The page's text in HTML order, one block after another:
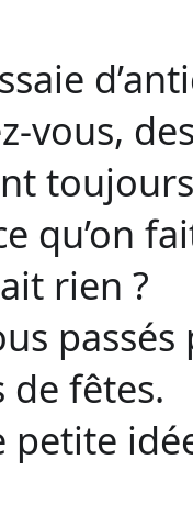
vous,
qu’on
rien ?
fêtes.
petite